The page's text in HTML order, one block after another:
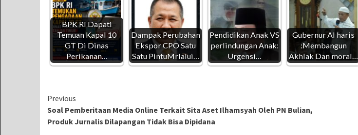
BPK RI Dapati
Temuan Kapal 10
GT Di Dinas
Perikanan…
Dampak Perubahan
Ekspor CPO Satu
Satu PintuMrlalui…
Pendidikan Anak VS
perlindungan Anak:
Urgensi…
Gubernur Al haris
:Membangun
Akhlak Dan moral…
Continue
Reading
Previous
Soal Pemberitaan Media Online Terkait Sita Aset Ilhamsyah Oleh PN Bulian,
Produk Jurnalis Dilapangan Tidak Bisa Dipidana